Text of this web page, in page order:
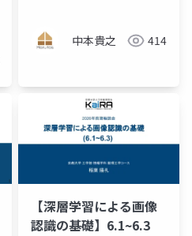
中本貴之 414
【深層学習による画像
認識の基礎】6.1~6.3